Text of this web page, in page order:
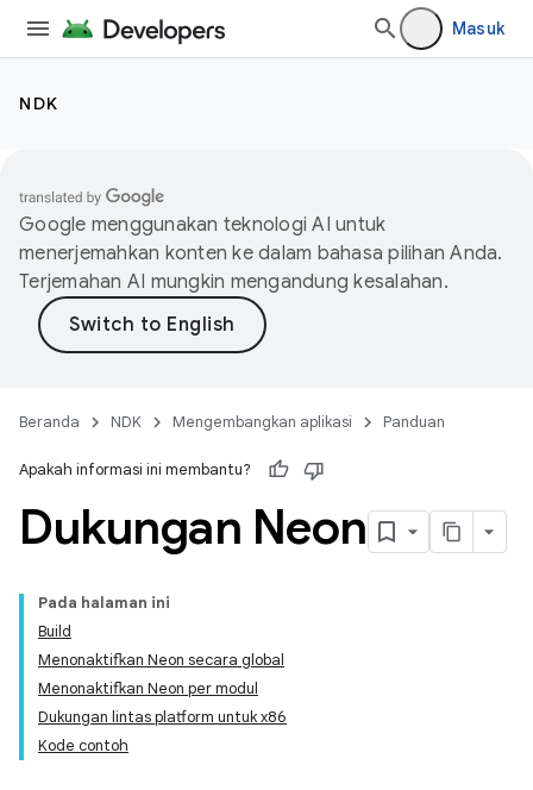
Masuk
NDK
Google menggunakan teknologi AI untuk
menerjemahkan konten ke dalam bahasa pilihan Anda.
Terjemahan AI mungkin mengandung kesalahan.
Beranda NDK Mengembangkan aplikasi Panduan
Apakah informasi ini membantu?
Dukungan Neon
Pada halaman ini
Build
Menonaktifkan Neon secara global
Menonaktifkan Neon per modul
Dukungan lintas platform untuk x86
Kode contoh